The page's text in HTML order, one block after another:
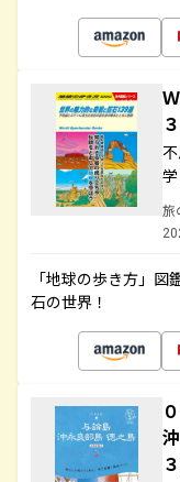
旅
「地球の歩き方」
石の世界！